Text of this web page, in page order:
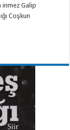
inmez Galip
Coşkun